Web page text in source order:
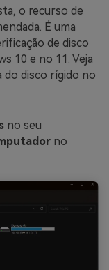
o recurso de
É uma
de disco
10 e no 11. Veja
do disco rígido no
no seu
no